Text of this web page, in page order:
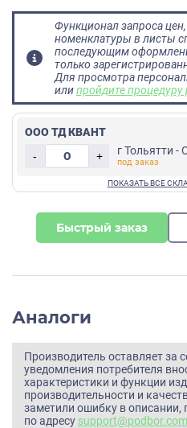
Функционал запроса
номенклатуры в листы
последующим
только
Для просмотра
илипройдите процедуру
ООО ТД КВАНТ
-
+ г Тольятти -
Быстрый заказ
Аналоги
Производитель оставляет за
уведомления потребителя
характеристики и функции
производительности и
заметили ошибку в
по адресу support@podbor.com